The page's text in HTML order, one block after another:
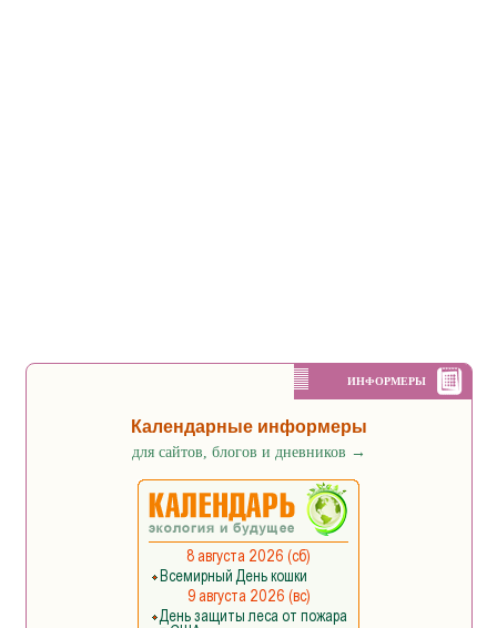
ИНФОРМЕРЫ
Календарные информеры
для сайтов, блогов и дневников →